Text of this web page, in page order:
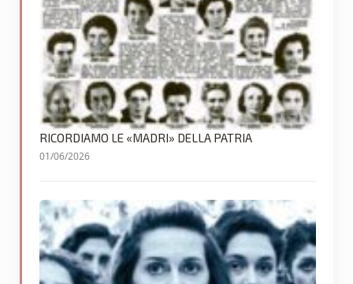
RICORDIAMO LE «MADRI» DELLA PATRIA
01/06/2026